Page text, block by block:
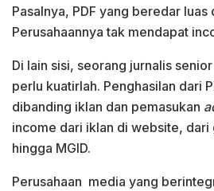
Pasalnya, PDF yang beredar luas
Perusahaannya tak mendapat
Di lain sisi, seorang jurnalis
perlu kuatirlah. Penghasilan dari
dibanding iklan dan pemasukan
income dari iklan di website, dari
hingga MGID.
Perusahaan media yang